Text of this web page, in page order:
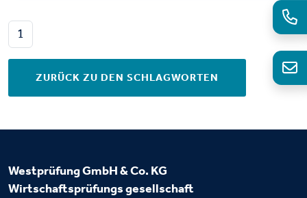
1
ZURÜCK ZU DEN SCHLAGWORTEN
Westprüfung GmbH & Co. KG
Wirtschaftsprüfungsgesellschaft